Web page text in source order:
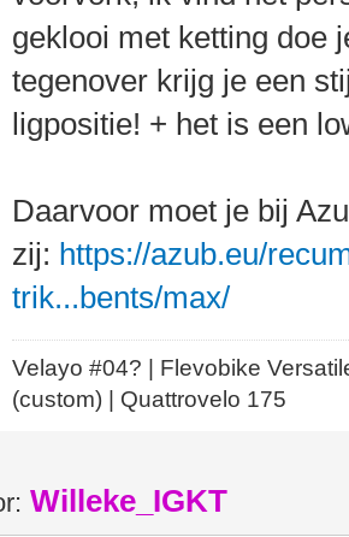
geklooi met ketting doe
tegenover krijg je een
ligpositie! + het is een
Daarvoor moet je bij
zij: https://azub.eu/
trik...bents/max/
Velayo #04? | Flevobike
(custom) | Quattrovelo 175
Willeke_IGKT